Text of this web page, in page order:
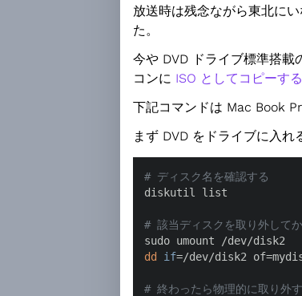
放送時は残念ながら東北に
た。
今や DVD ドライブ標準搭載
コンに ISO としてコピーす
下記コマンドは Mac Book
まず DVD をドライブに入れ
# ディスク名を確認する
diskutil list
# 該当ディスクを取り外して
dd
if=/dev/disk2
# 終わったら物理的に取り外す